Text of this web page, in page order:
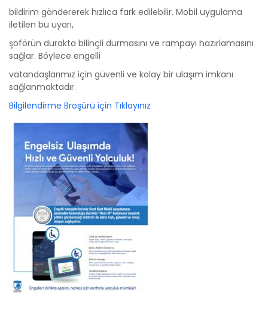
bildirim göndererek hızlıca fark edilebilir. Mobil uygulama
iletilen bu uyarı,
şoförün durakta bilinçli durmasını ve rampayı hazırlamasını
sağlar. Böylece engelli
vatandaşlarımız için güvenli ve kolay bir ulaşım imkanı
sağlanmaktadır.
Bilgilendirme Broşürü için Tıklayınız